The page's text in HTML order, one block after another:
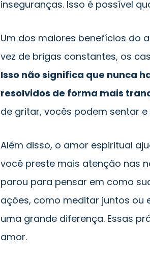
inseguranças. Isso é possível
Um dos maiores benefícios do
vez de brigas constantes, os
Isso não significa que nunca
resolvidos de forma mais
de gritar, vocês podem sentar
Além disso, o amor espiritual
você preste mais atenção nas
parou para pensar em como
ações, como meditar juntos ou
uma grande diferença. Essas
amor.